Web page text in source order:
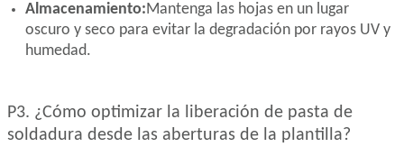
Almacenamiento:Mantenga las hojas en un lugar
oscuro y seco para evitar la degradación por rayos UV y
humedad.
P3. ¿Cómo optimizar la liberación de pasta de
soldadura desde las aberturas de la plantilla?